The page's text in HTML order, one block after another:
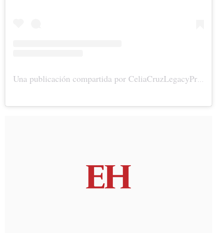
Una publicación compartida por CeliaCruzLegacyProject (@celiacruz)